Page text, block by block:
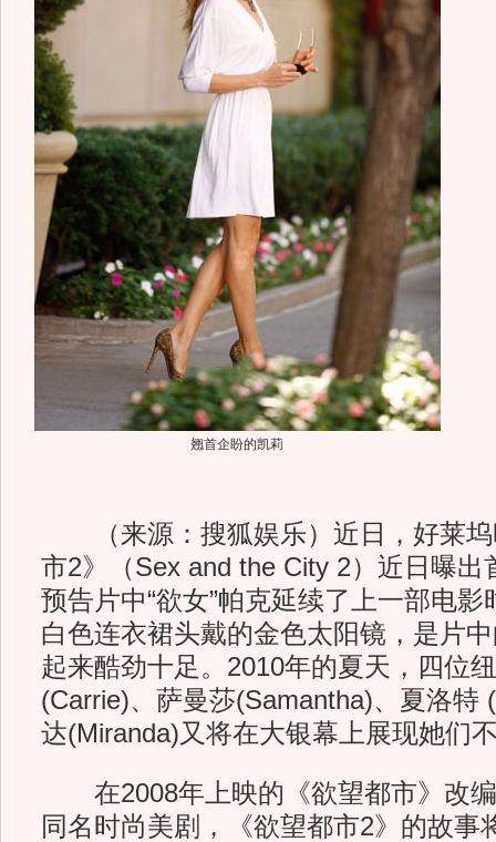
翘首企盼的凯莉
（来源：搜狐娱乐）近日，好莱坞
市2》（Sex and the City 2）近日曝出
预告片中“欲女”帕克延续了上一部电
白色连衣裙头戴的金色太阳镜，是片
起来酷劲十足。2010年的夏天，四位
(Carrie)、萨曼莎(Samantha)、夏洛特
达(Miranda)又将在大银幕上展现她们
在2008年上映的《欲望都市》改编
同名时尚美剧，《欲望都市2》的故事